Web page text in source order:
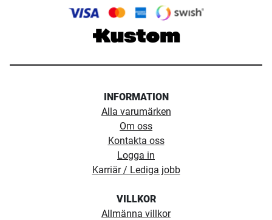
INFORMATION
Alla varumärken
Om oss
Kontakta oss
Logga in
Karriär / Lediga jobb
VILLKOR
Allmänna villkor